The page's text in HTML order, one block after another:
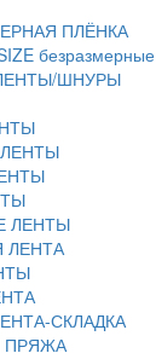
ПЛЁНКА
безразмерные
ШНУРЫ
ЛЕНТЫ
ЛЕНТА
СКЛАДКА
ПРЯЖА